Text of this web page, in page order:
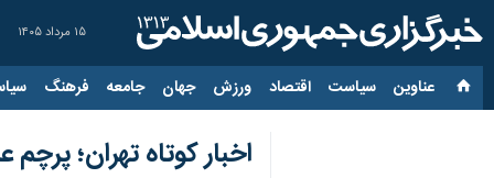
۱۵ مرداد ۱۴۰۵
عناوین‌ سیاست اقتصاد ورزش جهان جامعه فرهنگ
اخبار کوتاه تهران؛ پرچم